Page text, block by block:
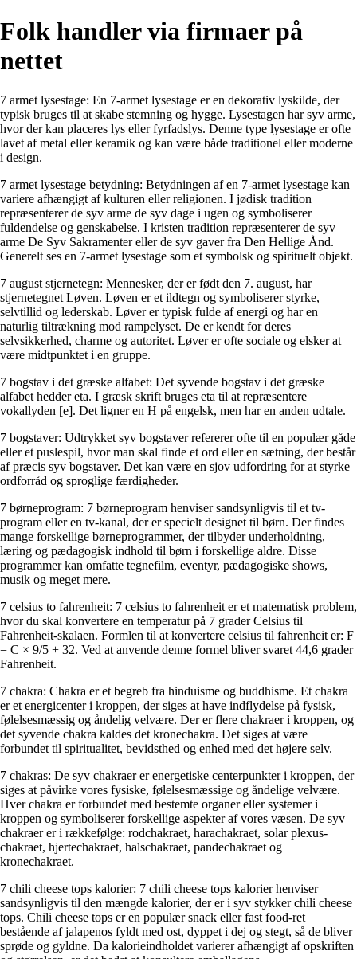
Folk handler via firmaer på
nettet
7 armet lysestage: En 7-armet lysestage er en dekorativ lyskilde, der
typisk bruges til at skabe stemning og hygge. Lysestagen har syv arme,
hvor der kan placeres lys eller fyrfadslys. Denne type lysestage er ofte
lavet af metal eller keramik og kan være både traditionel eller moderne
i design.
7 armet lysestage betydning: Betydningen af en 7-armet lysestage kan
variere afhængigt af kulturen eller religionen. I jødisk tradition
repræsenterer de syv arme de syv dage i ugen og symboliserer
fuldendelse og genskabelse. I kristen tradition repræsenterer de syv
arme De Syv Sakramenter eller de syv gaver fra Den Hellige Ånd.
Generelt ses en 7-armet lysestage som et symbolsk og spirituelt objekt.
7 august stjernetegn: Mennesker, der er født den 7. august, har
stjernetegnet Løven. Løven er et ildtegn og symboliserer styrke,
selvtillid og lederskab. Løver er typisk fulde af energi og har en
naturlig tiltrækning mod rampelyset. De er kendt for deres
selvsikkerhed, charme og autoritet. Løver er ofte sociale og elsker at
være midtpunktet i en gruppe.
7 bogstav i det græske alfabet: Det syvende bogstav i det græske
alfabet hedder eta. I græsk skrift bruges eta til at repræsentere
vokallyden [e]. Det ligner en H på engelsk, men har en anden udtale.
7 bogstaver: Udtrykket syv bogstaver refererer ofte til en populær gåde
eller et puslespil, hvor man skal finde et ord eller en sætning, der består
af præcis syv bogstaver. Det kan være en sjov udfordring for at styrke
ordforråd og sproglige færdigheder.
7 børneprogram: 7 børneprogram henviser sandsynligvis til et tv-
program eller en tv-kanal, der er specielt designet til børn. Der findes
mange forskellige børneprogrammer, der tilbyder underholdning,
læring og pædagogisk indhold til børn i forskellige aldre. Disse
programmer kan omfatte tegnefilm, eventyr, pædagogiske shows,
musik og meget mere.
7 celsius to fahrenheit: 7 celsius to fahrenheit er et matematisk problem,
hvor du skal konvertere en temperatur på 7 grader Celsius til
Fahrenheit-skalaen. Formlen til at konvertere celsius til fahrenheit er: F
= C × 9/5 + 32. Ved at anvende denne formel bliver svaret 44,6 grader
Fahrenheit.
7 chakra: Chakra er et begreb fra hinduisme og buddhisme. Et chakra
er et energicenter i kroppen, der siges at have indflydelse på fysisk,
følelsesmæssig og åndelig velvære. Der er flere chakraer i kroppen, og
det syvende chakra kaldes det kronechakra. Det siges at være
forbundet til spiritualitet, bevidsthed og enhed med det højere selv.
7 chakras: De syv chakraer er energetiske centerpunkter i kroppen, der
siges at påvirke vores fysiske, følelsesmæssige og åndelige velvære.
Hver chakra er forbundet med bestemte organer eller systemer i
kroppen og symboliserer forskellige aspekter af vores væsen. De syv
chakraer er i rækkefølge: rodchakraet, harachakraet, solar plexus-
chakraet, hjertechakraet, halschakraet, pandechakraet og
kronechakraet.
7 chili cheese tops kalorier: 7 chili cheese tops kalorier henviser
sandsynligvis til den mængde kalorier, der er i syv stykker chili cheese
tops. Chili cheese tops er en populær snack eller fast food-ret
bestående af jalapenos fyldt med ost, dyppet i dej og stegt, så de bliver
sprøde og gyldne. Da kalorieindholdet varierer afhængigt af opskriften